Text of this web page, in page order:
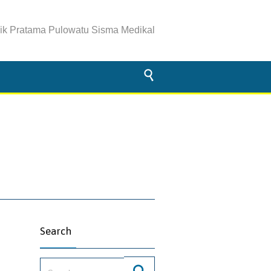
Pratama Pulowatu Sisma Medikal

Search